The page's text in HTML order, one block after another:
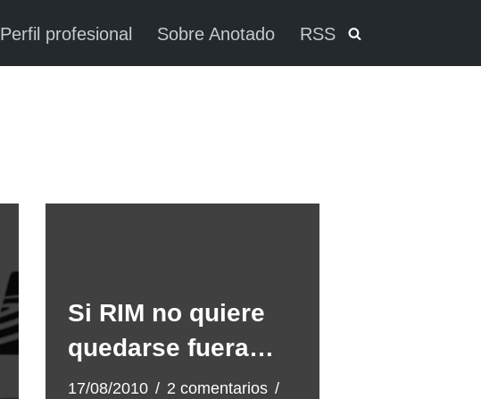
Perfil profesional Sobre Anotado RSS
Si RIM no quiere
quedarse fuera…
17/08/2010
2 comentarios